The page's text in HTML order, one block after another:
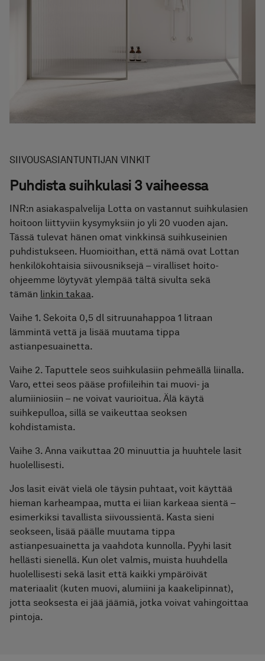
SIIVOUSASIANTUNTIJAN VINKIT
Puhdista suihkulasi 3 vaiheessa
INR:n asiakaspalvelija Lotta on vastannut suihkulasien
hoitoon liittyviin kysymyksiin jo yli 20 vuoden ajan.
Tässä tulevat hänen omat vinkkinsä suihkuseinien
puhdistukseen. Huomioithan, että nämä ovat Lottan
henkilökohtaisia siivousniksejä – viralliset hoito-
ohjeemme löytyvät ylempää tältä sivulta sekä
tämän linkin takaa.
Vaihe 1. Sekoita 0,5 dl sitruunahappoa 1 litraan
lämmintä vettä ja lisää muutama tippa
astianpesuainetta.
Vaihe 2. Taputtele seos suihkulasiin pehmeällä liinalla.
Varo, ettei seos pääse profiileihin tai muovi- ja
alumiiniosiin – ne voivat vaurioitua. Älä käytä
suihkepulloa, sillä se vaikeuttaa seoksen
kohdistamista.
Vaihe 3. Anna vaikuttaa 20 minuuttia ja huuhtele lasit
huolellisesti.
Jos lasit eivät vielä ole täysin puhtaat, voit käyttää
hieman karheampaa, mutta ei liian karkeaa sientä –
esimerkiksi tavallista siivoussientä. Kasta sieni
seokseen, lisää päälle muutama tippa
astianpesuainetta ja vaahdota kunnolla. Pyyhi lasit
hellästi sienellä. Kun olet valmis, muista huuhdella
huolellisesti sekä lasit että kaikki ympäröivät
materiaalit (kuten muovi, alumiini ja kaakelipinnat),
jotta seoksesta ei jää jäämiä, jotka voivat vahingoittaa
pintoja.